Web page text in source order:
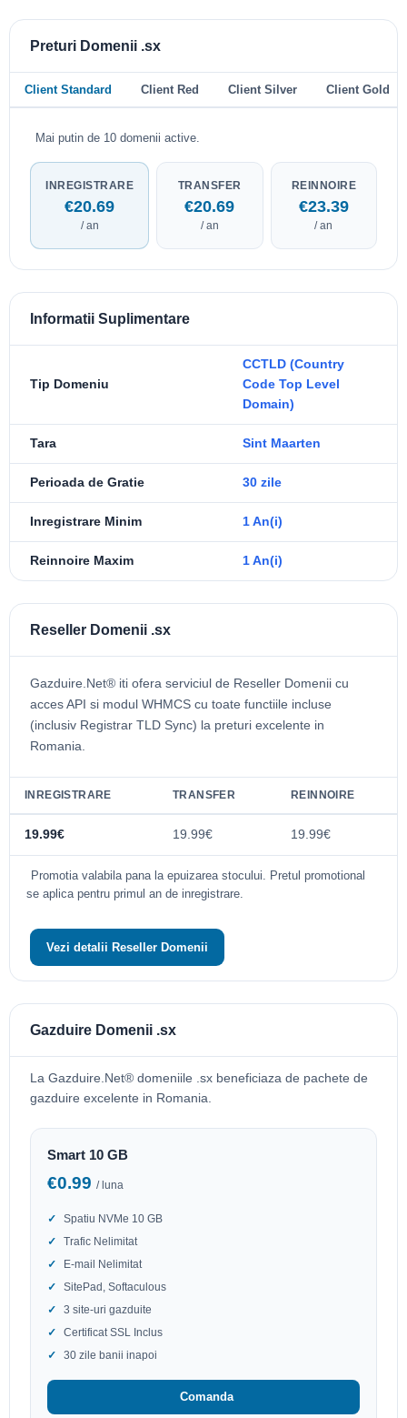
Preturi Domenii .sx
Client Standard Client Red Client Silver Client Gold
Mai putin de 10 domenii active.
INREGISTRARE
€20.69
/ an
TRANSFER
€20.69
/ an
REINNOIRE
€23.39
/ an
Informatii Suplimentare
Tip Domeniu
CCTLD (Country
Code Top Level
Domain)
Tara Sint Maarten
Perioada de Gratie 30 zile
Inregistrare Minim 1 An(i)
Reinnoire Maxim 1 An(i)
Reseller Domenii .sx
Gazduire.Net® iti ofera serviciul de Reseller Domenii cu
acces API si modul WHMCS cu toate functiile incluse
(inclusiv Registrar TLD Sync) la preturi excelente in
Romania.
INREGISTRARE TRANSFER REINNOIRE
19.99€ 19.99€ 19.99€
Promotia valabila pana la epuizarea stocului. Pretul promotional
se aplica pentru primul an de inregistrare.
Vezi detalii Reseller Domenii
Gazduire Domenii .sx
La Gazduire.Net® domeniile .sx beneficiaza de pachete de
gazduire excelente in Romania.
Smart 10 GB
€0.99 / luna
Spatiu NVMe 10 GB
Trafic Nelimitat
E-mail Nelimitat
SitePad, Softaculous
3 site-uri gazduite
Certificat SSL Inclus
30 zile banii inapoi
Comanda